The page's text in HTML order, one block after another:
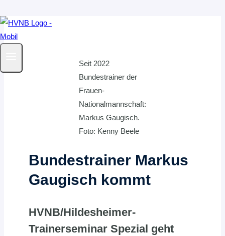
Zum
Inhalt
Seit 2022
Bundestrainer der
Frauen-
Nationalmannschaft:
Markus Gaugisch.
Foto: Kenny Beele
Bundestrainer Markus
Gaugisch kommt
HVNB/Hildesheimer-
Trainerseminar Spezial geht